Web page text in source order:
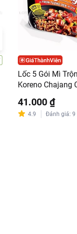
Lốc 5 Gói Mì
Koreno Chajang
41.000 ₫
4.9 Đánh giá: 9